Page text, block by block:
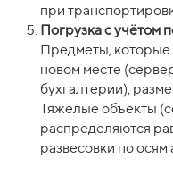
при
Погрузка с учётом
Предметы, которые
новом месте
бухгалтерии),
Тяжёлые объекты
распределяются
развесовки по осям